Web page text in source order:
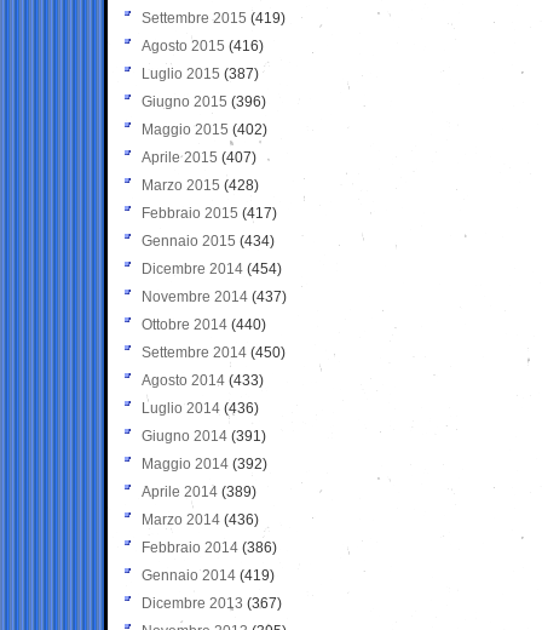
Settembre 2015 (419)
Agosto 2015 (416)
Luglio 2015 (387)
Giugno 2015 (396)
Maggio 2015 (402)
Aprile 2015 (407)
Marzo 2015 (428)
Febbraio 2015 (417)
Gennaio 2015 (434)
Dicembre 2014 (454)
Novembre 2014 (437)
Ottobre 2014 (440)
Settembre 2014 (450)
Agosto 2014 (433)
Luglio 2014 (436)
Giugno 2014 (391)
Maggio 2014 (392)
Aprile 2014 (389)
Marzo 2014 (436)
Febbraio 2014 (386)
Gennaio 2014 (419)
Dicembre 2013 (367)